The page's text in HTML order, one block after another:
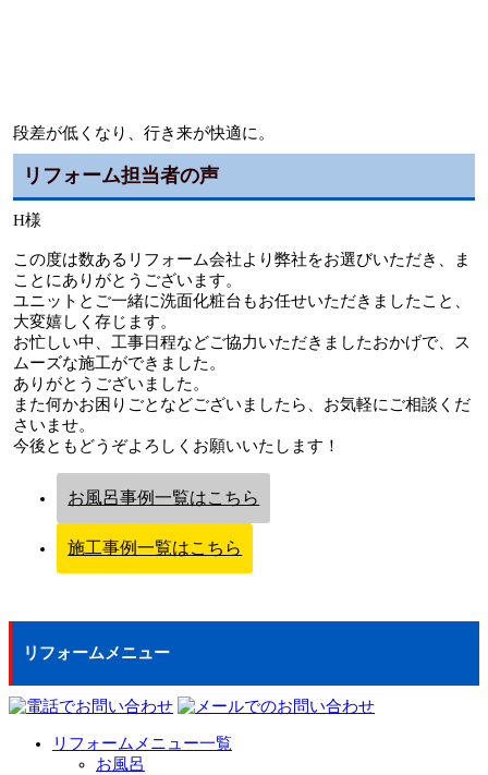
段差が低くなり、行き来が快適に。
リフォーム担当者の声
H様
この度は数あるリフォーム会社より弊社をお選びいただき、ま
ことにありがとうございます。
ユニットとご一緒に洗面化粧台もお任せいただきましたこと、
大変嬉しく存じます。
お忙しい中、工事日程などご協力いただきましたおかげで、ス
ムーズな施工ができました。
ありがとうございました。
また何かお困りごとなどございましたら、お気軽にご相談くだ
さいませ。
今後ともどうぞよろしくお願いいたします！
お風呂事例一覧はこちら
施工事例一覧はこちら
リフォームメニュー
リフォームメニュー一覧
お風呂